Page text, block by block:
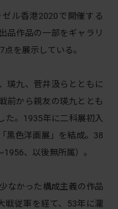
ル香港2020で開催する
品作品の一部をギャラリ
を展示している。
瑛九、菅井汲らとともに
前から親友の瑛九ととも
た。1935年に二科展初入
黒色洋画展」を結成。38
、以後無所属）。
なかった構成主義の作品
戦従軍を経て、53年に瀧